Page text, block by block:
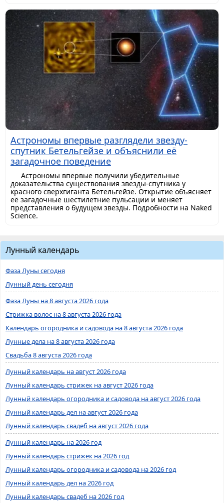
Астрономы впервые разглядели звезду-
спутник Бетельгейзе и объяснили её
загадочное поведение
Астрономы впервые получили убедительные
доказательства существования звезды-спутника у
красного сверхгиганта Бетельгейзе. Открытие объясняет
её загадочные шестилетние пульсации и меняет
представления о будущем звезды. Подробности на Naked
Science.
Лунный календарь
Фаза Луны сегодня
Лунный день сегодня
Фаза Луны на 8 августа 2026 года
Стрижка волос на 8 августа 2026 года
Календарь огородника и садовода на 8 августа 2026 года
Лунные дела на 8 августа 2026 года
Свадьба 8 августа 2026 года
Лунный календарь на август 2026 года
Лунный календарь стрижек на август 2026 года
Лунный календарь огородника и садовода на август 2026 года
Лунный календарь дел на август 2026 года
Лунный календарь свадеб на август 2026 года
Лунный календарь на 2026 год
Лунный календарь стрижек на 2026 год
Лунный календарь огородника и садовода на 2026 год
Лунный календарь дел на 2026 год
Лунный календарь свадеб на 2026 год